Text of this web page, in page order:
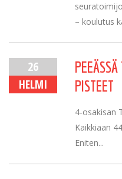
– koulutus
26
HELMI
PISTEET
4-osakisan
Kaikkiaan
Eniten...